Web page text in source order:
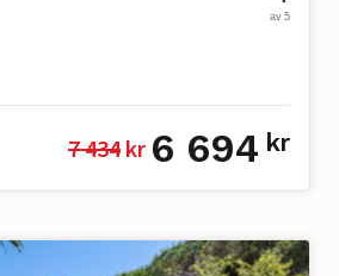
av 5
7 434 kr 6 694 kr